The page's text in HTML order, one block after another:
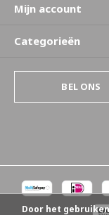
Mijn account
Categorieën
BEL ONS
Door het